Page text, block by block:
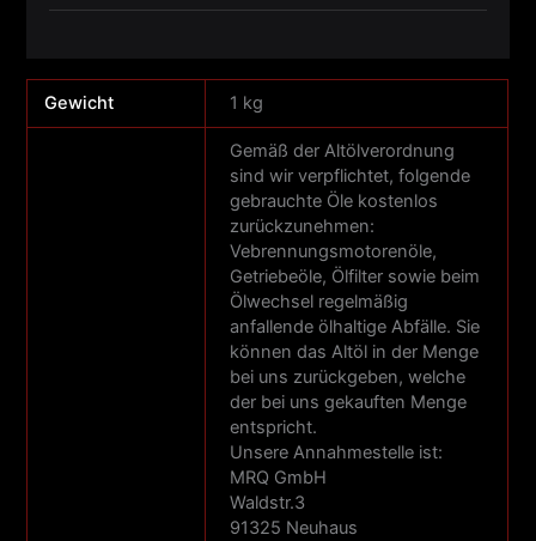
Gewicht 1 kg
Gemäß der Altölverordnung
sind wir verpflichtet, folgende
gebrauchte Öle kostenlos
zurückzunehmen:
Vebrennungsmotorenöle,
Getriebeöle, Ölfilter sowie beim
Ölwechsel regelmäßig
anfallende ölhaltige Abfälle. Sie
können das Altöl in der Menge
bei uns zurückgeben, welche
der bei uns gekauften Menge
entspricht.
Unsere Annahmestelle ist:
MRQ GmbH
Waldstr.3
91325 Neuhaus